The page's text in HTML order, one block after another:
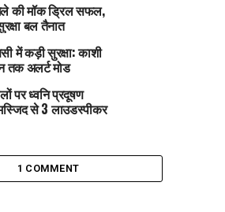
की मॉक ड्रिल सफल,
बल तैनात
में कड़ी सुरक्षा: काशी
तक अलर्ट मोड
पर ध्वनि प्रदूषण
से 3 लाउडस्पीकर
1 COMMENT